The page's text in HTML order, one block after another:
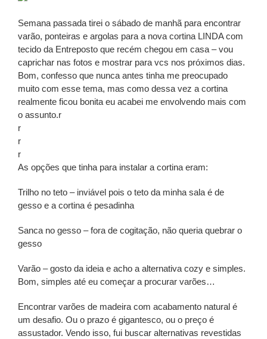
Semana passada tirei o sábado de manhã para encontrar
varão, ponteiras e argolas para a nova cortina LINDA com
tecido da Entreposto que recém chegou em casa – vou
caprichar nas fotos e mostrar para vcs nos próximos dias.
Bom, confesso que nunca antes tinha me preocupado
muito com esse tema, mas como dessa vez a cortina
realmente ficou bonita eu acabei me envolvendo mais com
o assunto.r
r
r
r
As opções que tinha para instalar a cortina eram:
Trilho no teto – inviável pois o teto da minha sala é de
gesso e a cortina é pesadinha
Sanca no gesso – fora de cogitação, não queria quebrar o
gesso
Varão – gosto da ideia e acho a alternativa cozy e simples.
Bom, simples até eu começar a procurar varões…
Encontrar varões de madeira com acabamento natural é
um desafio. Ou o prazo é gigantesco, ou o preço é
assustador. Vendo isso, fui buscar alternativas revestidas